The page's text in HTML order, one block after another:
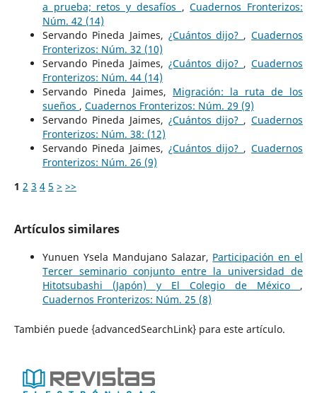
a prueba; retos y desafíos ,Cuadernos Fronterizos:
Núm. 42 (14)
Servando Pineda Jaimes, ¿Cuántos dijo? ,Cuadernos
Fronterizos: Núm. 32 (10)
Servando Pineda Jaimes, ¿Cuántos dijo? ,Cuadernos
Fronterizos: Núm. 44 (14)
Servando Pineda Jaimes, Migración: la ruta de los
sueños , Cuadernos Fronterizos: Núm. 29 (9)
Servando Pineda Jaimes, ¿Cuántos dijo? ,Cuadernos
Fronterizos: Núm. 38: (12)
Servando Pineda Jaimes, ¿Cuántos dijo? ,Cuadernos
Fronterizos: Núm. 26 (9)
1 2 3 4 5 > >>
Artículos similares
Yunuen Ysela Mandujano Salazar, Participación en el
Tercer seminario conjunto entre la universidad de
Hitotsubashi (Japón) y El Colegio de México ,
Cuadernos Fronterizos: Núm. 25 (8)
También puede {advancedSearchLink} para este artículo.